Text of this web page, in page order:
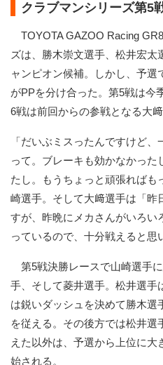
クラブマンシリーズ第5
TOYOTA GAZOO Racing
ズは、勝木崇文選手、松井宏太
ャンピオン候補。しかし、予選
がPPを分け合った。第5戦は今
6戦は前回からの参戦となる大﨑
「だいぶミスったんですけど
って。ブレーキも効かなかった
たし。もうちょっと頑張ればも
崎選手。そして大﨑選手は「昨
すが、昨晩にメカさんがいろい
っているので、十分戦えると思
第5戦決勝レースで山崎選手
手、そして菱井選手。松井選手
は鋭いダッシュを決めて勝木選
を従える。その後方では松井
えた以外は、予選から上位に大
始される。